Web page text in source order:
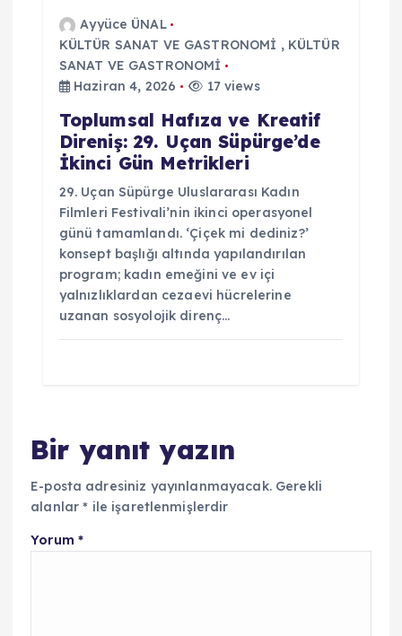
Ayyüce ÜNAL
KÜLTÜR SANAT VE GASTRONOMİ , KÜLTÜR
SANAT VE GASTRONOMİ
Haziran 4, 2026
17 views
Toplumsal Hafıza ve Kreatif
Direniş: 29. Uçan Süpürge’de
İkinci Gün Metrikleri
29. Uçan Süpürge Uluslararası Kadın
Filmleri Festivali’nin ikinci operasyonel
günü tamamlandı. ‘Çiçek mi dediniz?’
konsept başlığı altında yapılandırılan
program; kadın emeğini ve ev içi
yalnızlıklardan cezaevi hücrelerine
uzanan sosyolojik direnç…
Bir yanıt yazın
E-posta adresiniz yayınlanmayacak. Gerekli
alanlar* ile işaretlenmişlerdir
Yorum *